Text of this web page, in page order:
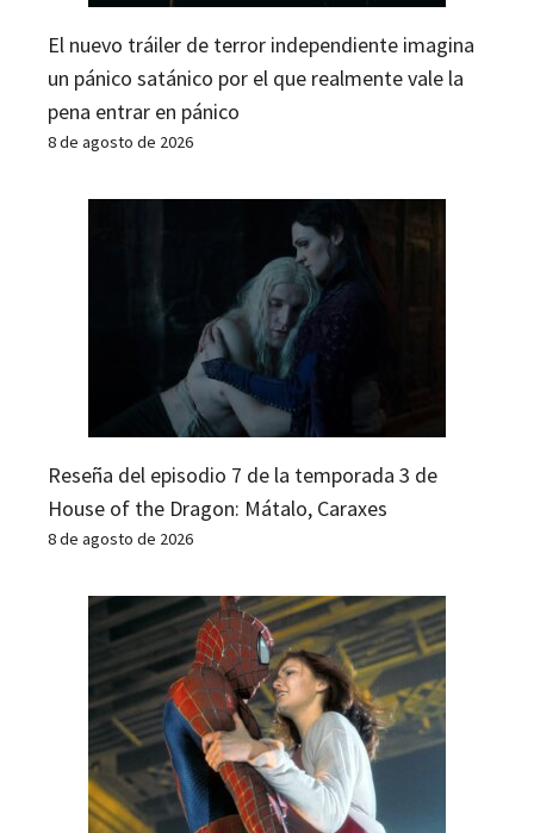
El nuevo tráiler de terror independiente imagina
un pánico satánico por el que realmente vale la
pena entrar en pánico
8 de agosto de 2026
Reseña del episodio 7 de la temporada 3 de
House of the Dragon: Mátalo, Caraxes
8 de agosto de 2026